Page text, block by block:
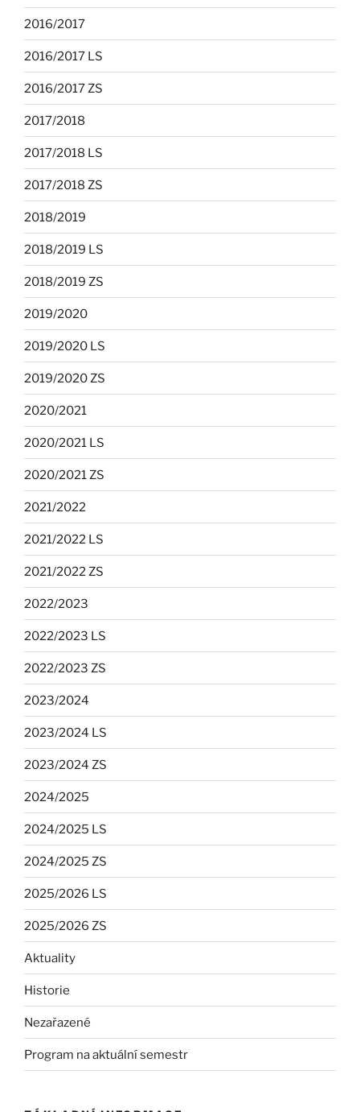
2016/2017
2016/2017 LS
2016/2017 ZS
2017/2018
2017/2018 LS
2017/2018 ZS
2018/2019
2018/2019 LS
2018/2019 ZS
2019/2020
2019/2020 LS
2019/2020 ZS
2020/2021
2020/2021 LS
2020/2021 ZS
2021/2022
2021/2022 LS
2021/2022 ZS
2022/2023
2022/2023 LS
2022/2023 ZS
2023/2024
2023/2024 LS
2023/2024 ZS
2024/2025
2024/2025 LS
2024/2025 ZS
2025/2026 LS
2025/2026 ZS
Aktuality
Historie
Nezařazené
Program na aktuální semestr